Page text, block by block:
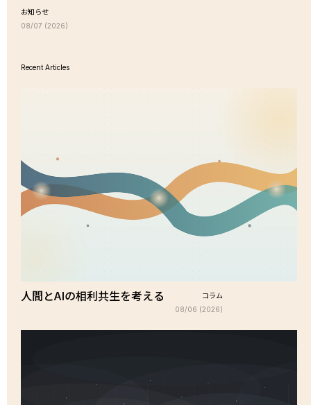
お知らせ
08/07 (2026)
Recent Articles
人間とAIの相利共生を考える コラム
08/06 (2026)